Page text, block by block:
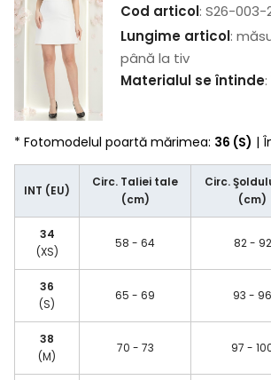
Cod articol: S26-003-
Lungime articol:
până la tiv
Materialul se întinde
* Fotomodelul poartă mărimea: 36 (S) |
INT (EU)
Circ. Taliei tale
(cm)
Circ.
(cm)
34
(XS)
58 - 64 82 - 92
36
(S)
65 - 69 93 - 96
38
(M)
70 - 73 97 -